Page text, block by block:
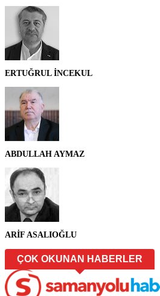
ERTUĞRUL İNCEKUL
ABDULLAH AYMAZ
ARİF ASALIOĞLU
ÇOK OKUNAN HABERLER